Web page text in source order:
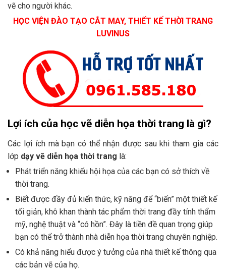
vẽ cho người khác.
HỌC VIỆN ĐÀO TẠO CẮT MAY, THIẾT KẾ THỜI TRANG
LUVINUS
Lợi ích của học vẽ diễn họa thời trang là gì?
Các lợi ích mà bạn có thể nhận được sau khi tham gia các
lớp dạy vẽ diễn họa thời trang là:
Phát triển năng khiếu hội họa của các bạn có sở thích về
thời trang.
Biết được đầy đủ kiến thức, kỹ năng để “biến” một thiết kế
tối giản, khô khan thành tác phẩm thời trang đầy tính thẩm
mỹ, nghệ thuật và “có hồn”. Đây là tiền đề quan trọng giúp
bạn có thể trở thành nhà diễn họa thời trang chuyên nghiệp.
Có khả năng hiểu được ý tưởng của nhà thiết kế thông qua
các bản vẽ của họ.